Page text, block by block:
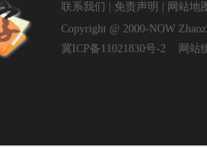
联系我们 免责声明
网站地
Copyright @ 2000-NOW
冀ICP备11021830号-2
网站